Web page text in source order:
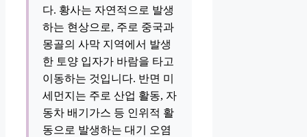
다. 황사는 자연적으로 발생
하는 현상으로, 주로 중국과
몽골의 사막 지역에서 발생
한 토양 입자가 바람을 타고
이동하는 것입니다. 반면 미
세먼지는 주로 산업 활동, 자
동차 배기가스 등 인위적 활
동으로 발생하는 대기 오염